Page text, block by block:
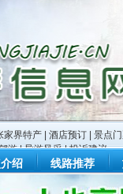
家界特产 酒店预订 景点
游|导游风采|投诉建议
绍 线路推荐